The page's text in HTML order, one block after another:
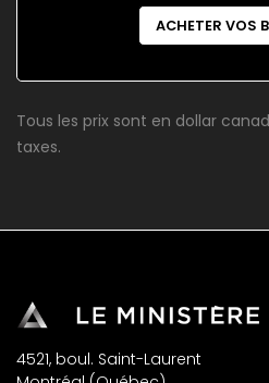
ACHETER VOS
Tous les prix sont en dollar
taxes.
4521, boul. Saint-Laurent